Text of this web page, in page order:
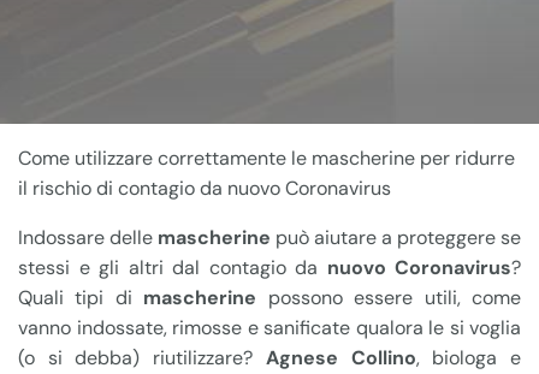
Come utilizzare correttamente le mascherine per ridurre
il rischio di contagio da nuovo Coronavirus
Indossare delle mascherine può aiutare a proteggere se
stessi e gli altri dal contagio da nuovo Coronavirus?
Quali tipi di mascherine possono essere utili, come
vanno indossate, rimosse e sanificate qualora le si voglia
(o si debba) riutilizzare? Agnese Collino, biologa e